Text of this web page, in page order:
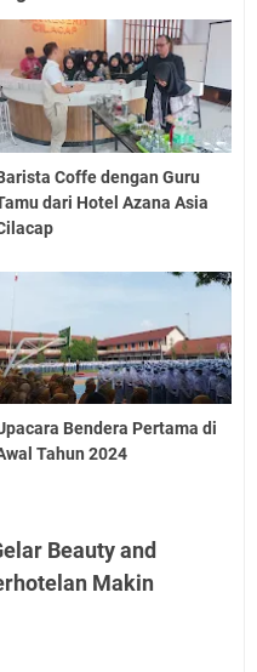
Coffe dengan Guru
dari Hotel Azana Asia
Bendera Pertama di
Tahun 2024
Beauty and
Makin